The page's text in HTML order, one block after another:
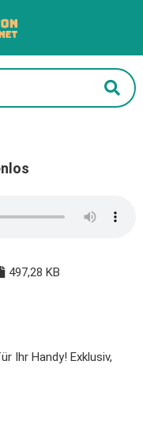
497,28 KB
Ihr Handy! Exklusiv,